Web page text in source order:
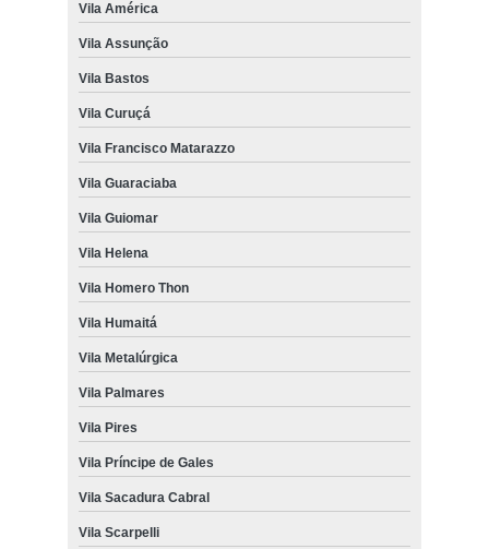
Vila América
Vila Assunção
Vila Bastos
Vila Curuçá
Vila Francisco Matarazzo
Vila Guaraciaba
Vila Guiomar
Vila Helena
Vila Homero Thon
Vila Humaitá
Vila Metalúrgica
Vila Palmares
Vila Pires
Vila Príncipe de Gales
Vila Sacadura Cabral
Vila Scarpelli